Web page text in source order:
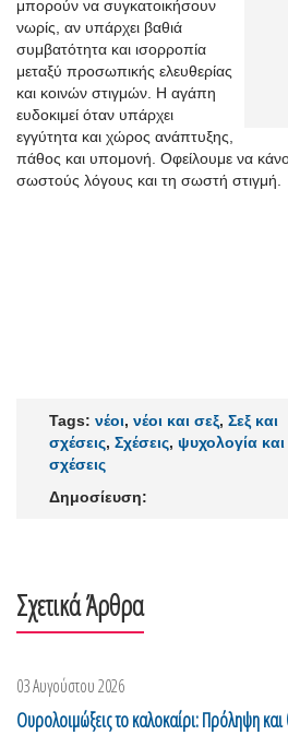
μπορούν να συγκατοικήσουν
νωρίς, αν υπάρχει βαθιά
συμβατότητα και ισορροπία
μεταξύ προσωπικής ελευθερίας
και κοινών στιγμών. Η αγάπη
ευδοκιμεί όταν υπάρχει
εγγύτητα και χώρος ανάπτυξης,
πάθος και υπομονή. Οφείλουμε να
σωστούς λόγους και τη σωστή στιγμή.
Tags: νέοι, νέοι και σεξ, Σεξ και
σχέσεις, Σχέσεις, ψυχολογία και
σχέσεις
Δημοσίευση:
Σχετικά Άρθρα
03 Αυγούστου 2026
Ουρολοιμώξεις το καλοκαίρι: Πρόληψη